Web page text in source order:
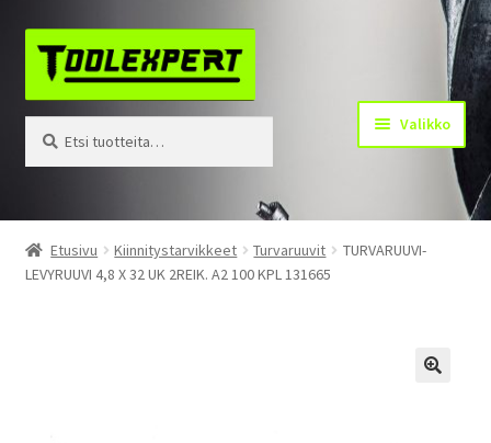
Siirry
navigointiin
Siirry
sisältöön
Valikko
Tuotteet
Yhteystiedot
Etusivu Kiinnitystarvikkeet Turvaruuvit
TURVARUUVI-
LEVYRUUVI 4,8 X 32 UK 2REIK. A2 100 KPL 131665